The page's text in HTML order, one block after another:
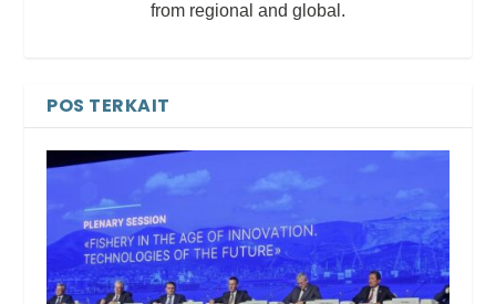
from regional and global.
POS TERKAIT